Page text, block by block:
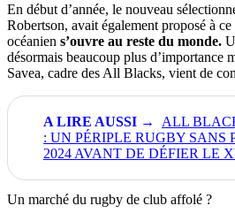
En début d’année, le nouveau
Robertson, avait également proposé à
océanien s’ouvre au reste du monde.
désormais beaucoup plus d’importance
Savea, cadre des All Blacks, vient de
ALL
: UN PÉRIPLE RUGBY SANS
2024 AVANT DE DÉFIER LE
Un marché du rugby de club affolé ?